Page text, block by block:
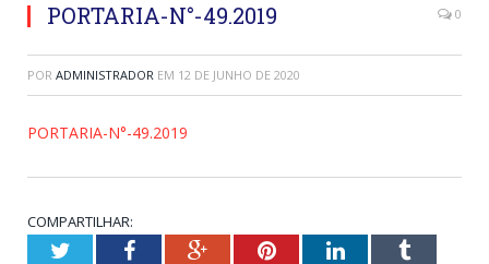
PORTARIA-N°-49.2019 0
POR ADMINISTRADOR EM 12 DE JUNHO DE 2020
PORTARIA-N°-49.2019
COMPARTILHAR:
TwitterFacebookGoogle+PinterestLinkedInTumblr